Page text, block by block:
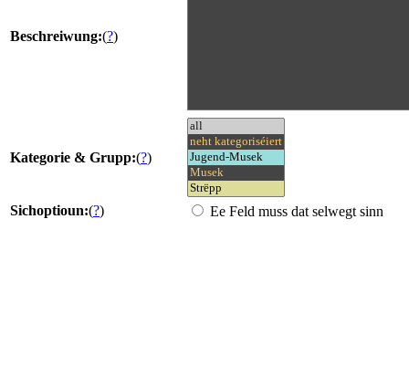
Beschreiwung:(?)
Kategorie & Grupp:(?)
Sichoptioun:(?) Ee Feld muss dat selwegt sinn